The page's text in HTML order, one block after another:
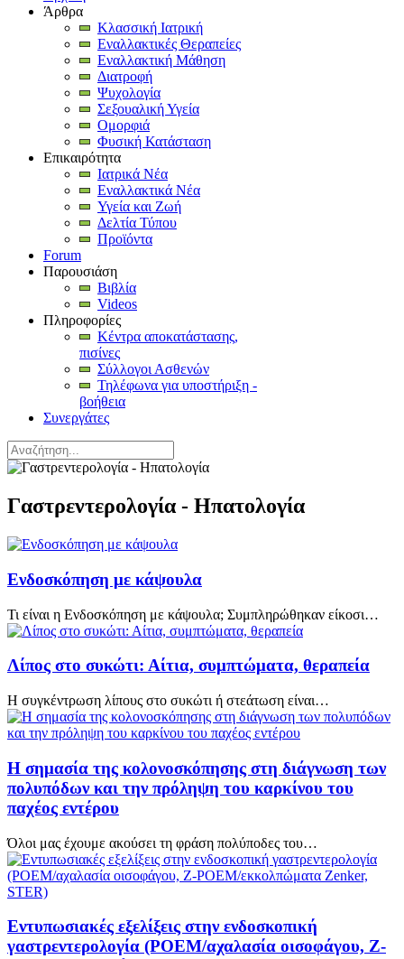
Άρθρα
Κλασσική Ιατρική
Εναλλακτικές Θεραπείες
Εναλλακτική Μάθηση
Διατροφή
Ψυχολογία
Σεξουαλική Υγεία
Ομορφιά
Φυσική Κατάσταση
Επικαιρότητα
Ιατρικά Νέα
Εναλλακτικά Νέα
Υγεία και Ζωή
Δελτία Τύπου
Προϊόντα
Forum
Παρουσιάση
Βιβλία
Videos
Πληροφορίες
Κέντρα αποκατάστασης,
πισίνες
Σύλλογοι Ασθενών
Τηλέφωνα για υποστήριξη -
βοήθεια
Συνεργάτες
Γαστρεντερολογία - Ηπατολογία
Ενδοσκόπηση με κάψουλα
Τι είναι η Ενδοσκόπηση με κάψουλα; Συμπληρώθηκαν είκοσι…
Λίπος στο συκώτι: Αίτια, συμπτώματα, θεραπεία
H συγκέντρωση λίπους στο συκώτι ή στεάτωση είναι…
Η σημασία της κολονοσκόπησης στη διάγνωση των
πολυπόδων και την πρόληψη του καρκίνου του
παχέος εντέρου
Όλοι μας έχουμε ακούσει τη φράση πολύποδες του…
Εντυπωσιακές εξελίξεις στην ενδοσκοπική
γαστρεντερολογία (POEM/αχαλασία οισοφάγου, Z-